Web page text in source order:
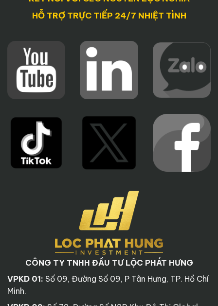
HỖ TRỢ TRỰC TIẾP 24/7 NHIỆT TÌNH
CÔNG TY TNHH ĐẦU TƯ LỘC PHÁT HƯNG
VPKD 01: Số 09, Đường Số 09, P Tân Hưng, TP. Hồ Chí
Minh.